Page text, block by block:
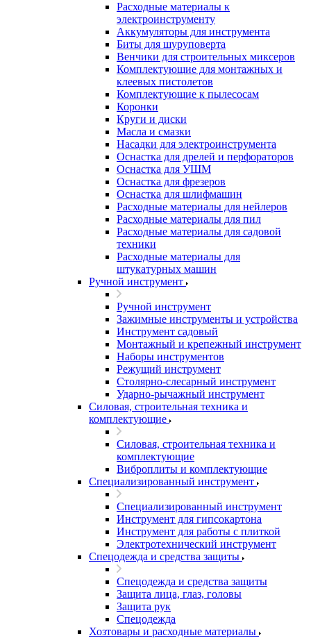
Расходные материалы к
электроинструменту
Аккумуляторы для инструмента
Биты для шуруповерта
Венчики для строительных миксеров
Комплектующие для монтажных и
клеевых пистолетов
Комплектующие к пылесосам
Коронки
Круги и диски
Масла и смазки
Насадки для электроинструмента
Оснастка для дрелей и перфораторов
Оснастка для УШМ
Оснастка для фрезеров
Оснастка для шлифмашин
Расходные материалы для нейлеров
Расходные материалы для пил
Расходные материалы для садовой
техники
Расходные материалы для
штукатурных машин
Ручной инструмент
Ручной инструмент
Зажимные инструменты и устройства
Инструмент садовый
Монтажный и крепежный инструмент
Наборы инструментов
Режущий инструмент
Столярно-слесарный инструмент
Ударно-рычажный инструмент
Силовая, строительная техника и
комплектующие
Силовая, строительная техника и
комплектующие
Виброплиты и комплектующие
Специализированный инструмент
Специализированный инструмент
Инструмент для гипсокартона
Инструмент для работы с плиткой
Электротехнический инструмент
Спецодежда и средства защиты
Спецодежда и средства защиты
Защита лица, глаз, головы
Защита рук
Спецодежда
Хозтовары и расходные материалы